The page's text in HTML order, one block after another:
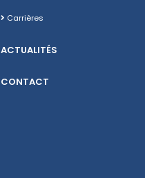
Carrières
ACTUALITÉS
CONTACT